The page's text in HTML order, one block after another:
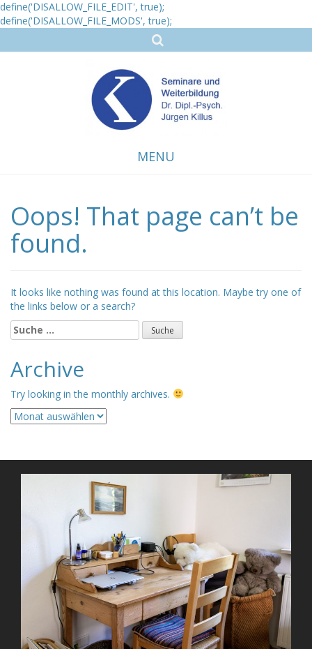
define('DISALLOW_FILE_EDIT', true);
define('DISALLOW_FILE_MODS', true);
MENU
to
content
Oops! That page can’t be
found.
It looks like nothing was found at this location. Maybe try one of
the links below or a search?
Suche
nach:
Archive
Try looking in the monthly archives.
Archive